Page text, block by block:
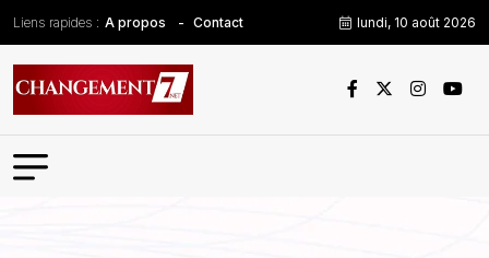
Liens rapides : A propos Contact lundi, 10 août 2026